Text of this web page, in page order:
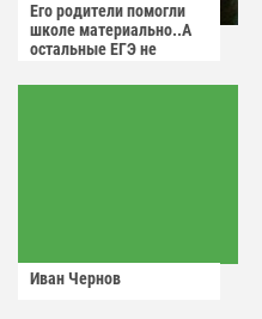
Его родители помогли
школе материально..А
остальные ЕГЭ не
Иван Чернов